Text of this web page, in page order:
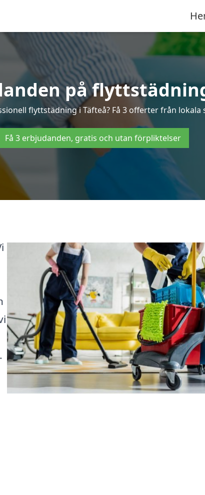
på
flyttstädning i Täfteå? Få 3 offerter från lokala
Få 3 erbjudanden, gratis och utan förpliktelser